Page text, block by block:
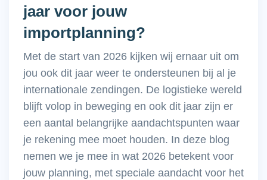
jaar voor jouw
importplanning?
Met de start van 2026 kijken wij ernaar uit om
jou ook dit jaar weer te ondersteunen bij al je
internationale zendingen. De logistieke wereld
blijft volop in beweging en ook dit jaar zijn er
een aantal belangrijke aandachtspunten waar
je rekening mee moet houden. In deze blog
nemen we je mee in wat 2026 betekent voor
jouw planning, met speciale aandacht voor het